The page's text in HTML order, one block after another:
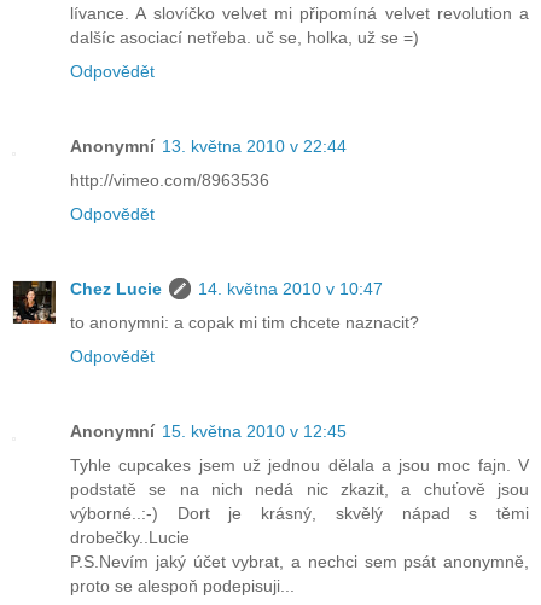
lívance. A slovíčko velvet mi připomíná velvet revolution a
dalšíc asociací netřeba. uč se, holka, už se =)
Odpovědět
Anonymní 13. května 2010 v 22:44
http://vimeo.com/8963536
Odpovědět
Chez Lucie
14. května 2010 v 10:47
to anonymni: a copak mi tim chcete naznacit?
Odpovědět
Anonymní 15. května 2010 v 12:45
Tyhle cupcakes jsem už jednou dělala a jsou moc fajn. V
podstatě se na nich nedá nic zkazit, a chuťově jsou
výborné..:-) Dort je krásný, skvělý nápad s těmi
drobečky..Lucie
P.S.Nevím jaký účet vybrat, a nechci sem psát anonymně,
proto se alespoň podepisuji...